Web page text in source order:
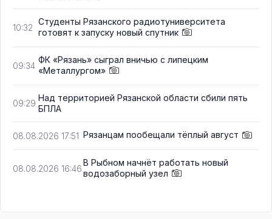
10:32
Студенты Рязанского радиотуниверситета
готовят к запуску новый спутник
09:34
ФК «Рязань» сыграл вничью с липецким
«Металлургом»
09:29
Над территорией Рязанской области сбили пять
БПЛА
08.08.2026 17:51 Рязанцам пообещали тёплый август
08.08.2026 16:46
В Рыбном начнёт работать новый
водозаборный узел